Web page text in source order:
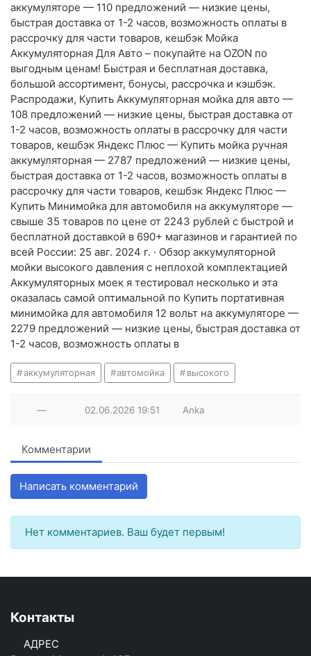
аккумуляторе — 110 предложений — низкие цены,
быстрая доставка от 1-2 часов, возможность оплаты в
рассрочку для части товаров, кешбэк Мойка
Аккумуляторная Для Авто – покупайте на OZON по
выгодным ценам! Быстрая и бесплатная доставка,
большой ассортимент, бонусы, рассрочка и кэшбэк.
Распродажи, Купить Аккумуляторная мойка для авто —
108 предложений — низкие цены, быстрая доставка от
1-2 часов, возможность оплаты в рассрочку для части
товаров, кешбэк Яндекс Плюс — Купить мойка ручная
аккумуляторная — 2787 предложений — низкие цены,
быстрая доставка от 1-2 часов, возможность оплаты в
рассрочку для части товаров, кешбэк Яндекс Плюс —
Купить Минимойка для автомобиля на аккумуляторе —
свыше 35 товаров по цене от 2243 рублей с быстрой и
бесплатной доставкой в 690+ магазинов и гарантией по
всей России: 25 авг. 2024 г. · Обзор аккумуляторной
мойки высокого давления с неплохой комплектацией
Аккумуляторных моек я тестировал несколько и эта
оказалась самой оптимальной по Купить портативная
минимойка для автомобиля 12 вольт на аккумуляторе —
2279 предложений — низкие цены, быстрая доставка от
1-2 часов, возможность оплаты в
аккумуляторная автомойка высокого
— 02.06.2026 19:51 Anka
Комментарии
Написать комментарий
Нет комментариев. Ваш будет первым!
Контакты
АДРЕС